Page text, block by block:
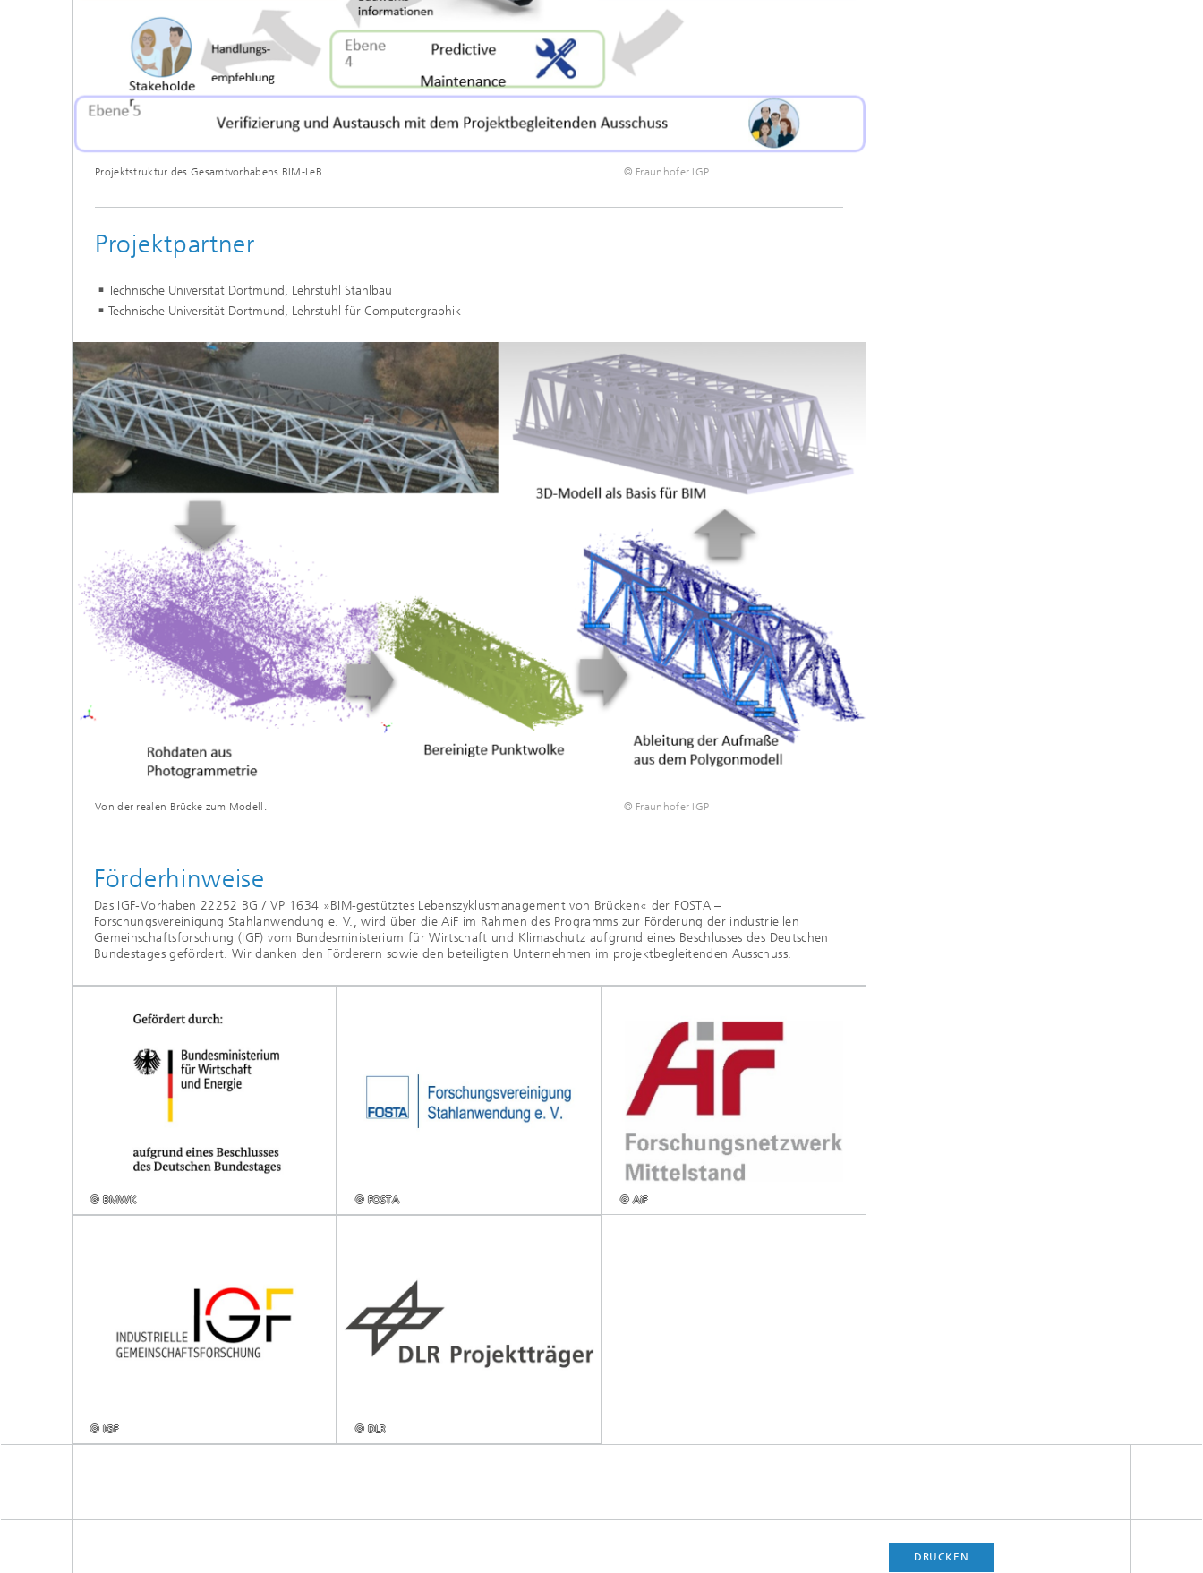
© Fraunhofer IGP
Projektstruktur des Gesamtvorhabens BIM-LeB.
Projektpartner
Technische Universität Dortmund, Lehrstuhl Stahlbau
Technische Universität Dortmund, Lehrstuhl für Computergraphik
© Fraunhofer IGP
Von der realen Brücke zum Modell.
Förderhinweise
Das IGF-Vorhaben 22252 BG / VP 1634 »BIM-gestütztes Lebenszyklusmanagement von Brücken« der FOSTA –
Forschungsvereinigung Stahlanwendung e. V., wird über die AiF im Rahmen des Programms zur Förderung der industriellen
Gemeinschaftsforschung (IGF) vom Bundesministerium für Wirtschaft und Klimaschutz aufgrund eines Beschlusses des Deutschen
Bundestages gefördert. Wir danken den Förderern sowie den beteiligten Unternehmen im projektbegleitenden Ausschuss.
© BMWK © FOSTA © AiF
© IGF © DLR
DRUCKEN